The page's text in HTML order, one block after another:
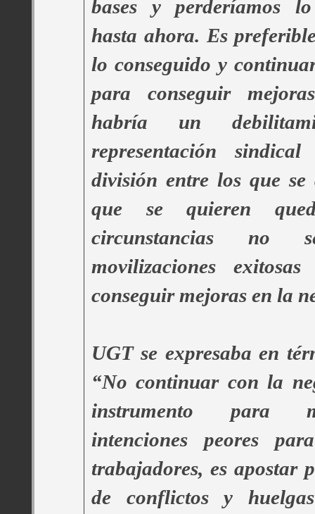
bases y perderíamos
hasta ahora. Es
lo conseguido y
para conseguir
habría un
representación
división entre los que
que se quieren
circunstancias no
movilizaciones
conseguir mejoras en la
UGT se expresaba en
“No continuar con la
instrumento para
intenciones peores
trabajadores, es apostar
de conflictos y